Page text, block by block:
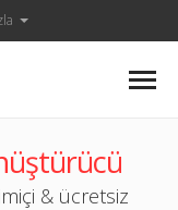
& ücretsiz